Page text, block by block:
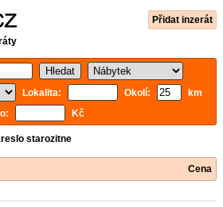
Přidat inzerát
Lokalita:
Okolí:
km
Kč
starozitne
Cena